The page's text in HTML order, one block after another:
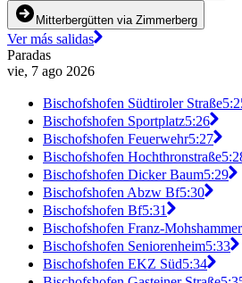
Mitterbergütten via Zimmerberg
Ver más salidas
Paradas
vie, 7 ago 2026
Bischofshofen Südtiroler Straße
Bischofshofen Sportplatz5:26
Bischofshofen Feuerwehr5:27
Bischofshofen Hochthronstraße
Bischofshofen Dicker Baum5:29
Bischofshofen Abzw Bf5:30
Bischofshofen Bf5:31
Bischofshofen Franz-
Bischofshofen Seniorenheim5:33
Bischofshofen EKZ Süd5:34